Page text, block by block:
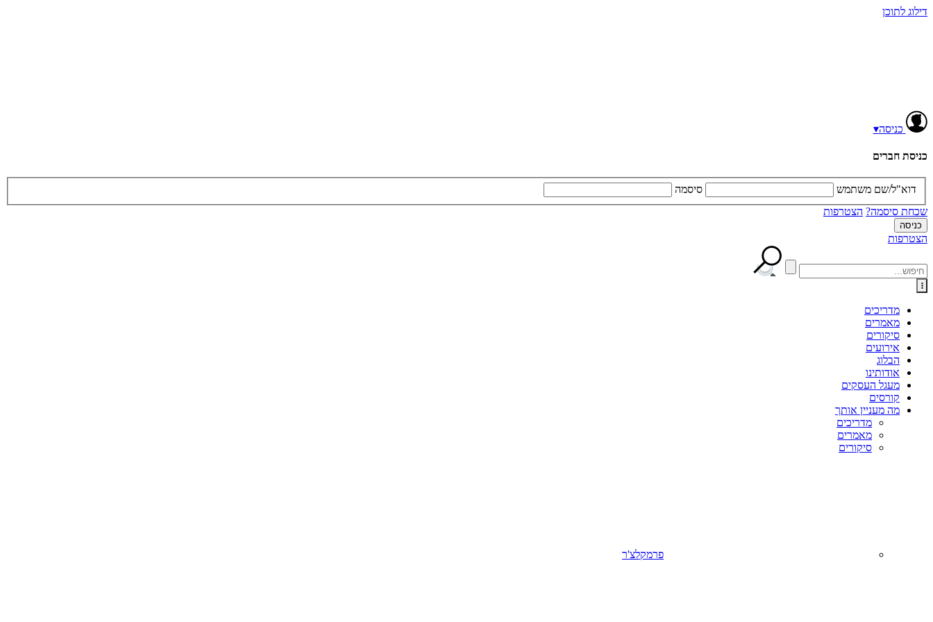
דילוג לתוכן
כניסה▾
כניסת חברים
דוא"ל/שם משתמש
סיסמה
שכחת סיסמה? הצטרפות
הצטרפות
מדריכים
מאמרים
סיקורים
אירועים
הבלוג
אודותינו
מעגל העסקים
קורסים
מה מעניין אותך
מדריכים
מאמרים
סיקורים
פרמקלצ'ר